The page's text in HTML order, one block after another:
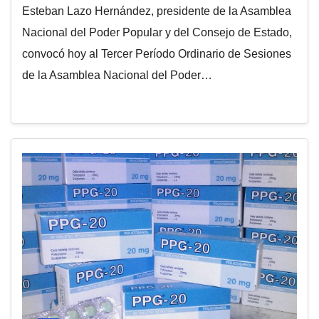
Esteban Lazo Hernández, presidente de la Asamblea
Nacional del Poder Popular y del Consejo de Estado,
convocó hoy al Tercer Período Ordinario de Sesiones
de la Asamblea Nacional del Poder…